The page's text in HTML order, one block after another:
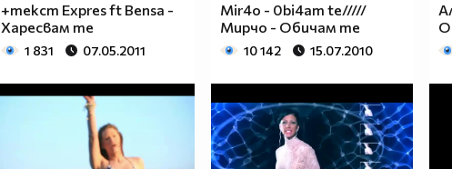
+текст Expres ft Bensa -
Харесвам те
1 831 07.05.2011
Mir4o - 0bi4am te/////
Мирчо - Обичам те
10 142 15.07.2010